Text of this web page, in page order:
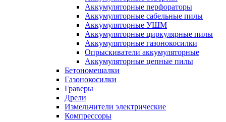
Аккумуляторные перфораторы
Аккумуляторные сабельные пилы
Аккумуляторные УШМ
Аккумуляторные циркулярные пилы
Аккумуляторные газонокосилки
Опрыскиватели аккумуляторные
Аккумуляторные цепные пилы
Бетономешалки
Газонокосилки
Граверы
Дрели
Измельчители электрические
Компрессоры